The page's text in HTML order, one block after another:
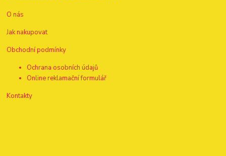
O nás
Jak nakupovat
Obchodní podmínky
Ochrana osobních údajů
Online reklamační formulář
Kontakty